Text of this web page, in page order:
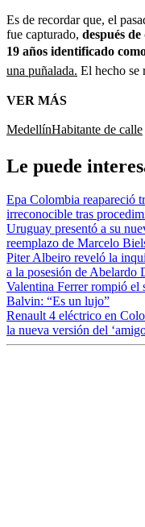
Es de recordar que, el
fue capturado, después
19 años identificado
una puñalada. El hecho se
VER MÁS
MedellínHabitante de calle
Le puede
Epa Colombia reapareció
irreconocible tras
Uruguay presentó a su
reemplazo de Marcelo
Piter Albeiro reveló la
a la posesión de Abelardo
Valentina Ferrer rompió el
Balvin: “Es un lujo”
Renault 4 eléctrico en
la nueva versión del